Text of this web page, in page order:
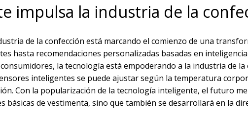
impulsa la industria de la
de la confección está marcando el comienzo de una
hasta recomendaciones personalizadas basadas en
la tecnología está empoderando a la industria de la
inteligentes se puede ajustar según la temperatura
Con la popularización de la tecnología inteligente, el futuro
básicas de vestimenta, sino que también se desarrollará en la